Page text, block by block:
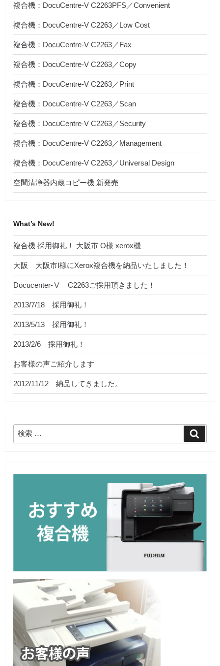
複合機：DocuCentre-V C2263PFS／Convenient
複合機：DocuCentre-V C2263／Low Cost
複合機：DocuCentre-V C2263／Fax
複合機：DocuCentre-V C2263／Copy
複合機：DocuCentre-V C2263／Print
複合機：DocuCentre-V C2263／Scan
複合機：DocuCentre-V C2263／Security
複合機：DocuCentre-V C2263／Management
複合機：DocuCentre-V C2263／Universal Design
空間清浄器内蔵コピー機 新発売
What’s New!
複合機 採用御礼！ 大阪市 O様 xerox機
大阪 大阪市I様にXerox複合機を納品いたしました！
Docucenter‐Ⅴ C2263ご採用頂きました！
2013/7/18 採用御礼！
2013/5/13 採用御礼！
2013/2/6 採用御礼！
お客様の声ご紹介します
2012/11/12 納品してきました。
検
索:
索